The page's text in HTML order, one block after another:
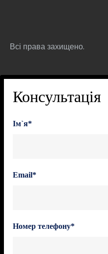
Всі права захищено.
Консультація
Ім`я*
Email*
Номер телефону*